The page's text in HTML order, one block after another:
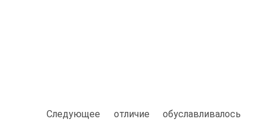
Следующее отличие обуславливалось